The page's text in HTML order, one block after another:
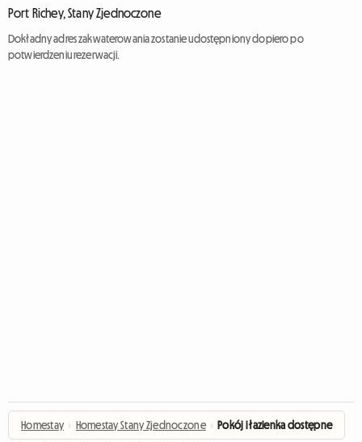
Port Richey, Stany Zjednoczone
Dokładny adres zakwaterowania zostanie udostępniony dopiero po
potwierdzeniu rezerwacji.
Homestay › Homestay Stany Zjednoczone › Pokój i łazienka dostępne